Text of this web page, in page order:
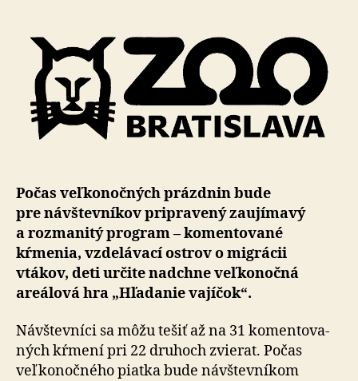
vajíčka
Počas veľkonočných prázdnin bude
pre návštev­ní­kov pri­pra­ve­ný za­u­jí­mavý
a roz­ma­nitý program – ko­men­to­va­né
kŕmenia, vzde­lá­vací ostrov o migrácii
vtákov, deti určite nadchne veľko­nočná
areálová hra „Hľadanie vajíčok“.
Návštevníci sa môžu tešiť až na 31 ko­men­to­va­
ných kŕmení pri 22 druhoch zvierat. Počas
veľko­noč­ného piatka bude návštev­ní­kom